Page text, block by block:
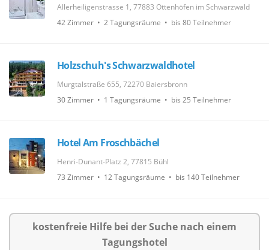
Allerheiligenstrasse 1, 77883 Ottenhöfen im Schwarzwald
42 Zimmer • 2 Tagungsräume • bis 80 Teilnehmer
Holzschuh's Schwarzwaldhotel
Murgtalstraße 655, 72270 Baiersbronn
30 Zimmer • 1 Tagungsräume • bis 25 Teilnehmer
Hotel Am Froschbächel
Henri-Dunant-Platz 2, 77815 Bühl
73 Zimmer • 12 Tagungsräume • bis 140 Teilnehmer
kostenfreie Hilfe bei der Suche nach einem
Tagungshotel